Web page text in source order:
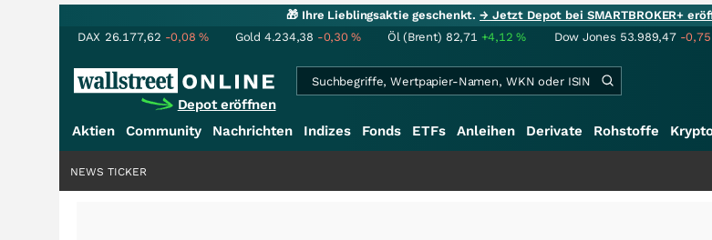
🎁 Ihre Lieblingsaktie geschenkt.→ Jetzt Depot bei SMARTBROKER+
DAX 26.177,62 -0,08% Gold 4.234,38 -0,30% Öl (Brent) 82,71 +4,12% Dow Jones 53.989,47 -
Depot eröffnen
Aktien Community Nachrichten Indizes Fonds ETFs Anleihen Derivate Rohstoffe
NEWS TICKER